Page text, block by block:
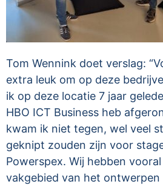
Tom Wennink doet verslag:
extra leuk om op deze
ik op deze locatie 7 jaar
HBO ICT Business heb
kwam ik niet tegen, wel veel
geknipt zouden zijn voor
Powerspex. Wij hebben
vakgebied van het ontwerpen